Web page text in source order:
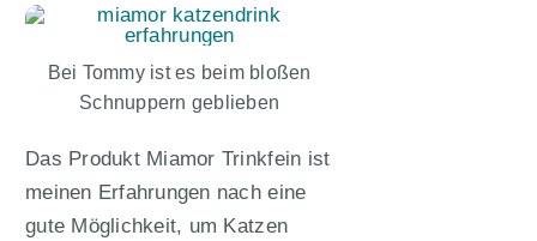
Bei Tommy ist es beim bloßen
Schnuppern geblieben
Das Produkt Miamor Trinkfein ist
meinen Erfahrungen nach eine
gute Möglichkeit, um Katzen